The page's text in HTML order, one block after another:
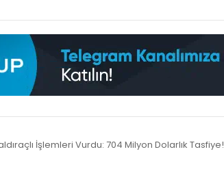
İşlemleri Vurdu: 704 Milyon Dolarlık Tasfiye!